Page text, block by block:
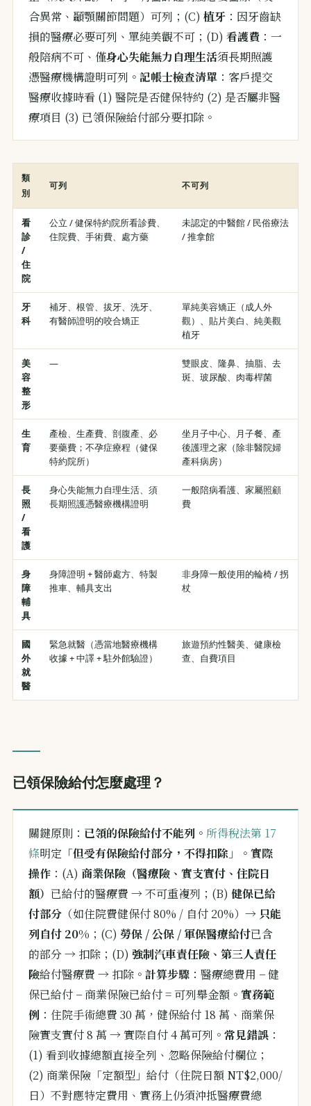
合異常、顳顎關節問題）可列；(C) 植牙 ：因牙齒缺
損的醫療必要可列、單純美觀不可；(D) 看護費 ：一
般陪病不可、僅身心失能無力自理生活須長期照護
憑醫療機構證明可列。 記帳士檢查清單 ：客戶提交
醫療收據時看 (1) 醫院是否健保特約 (2) 是否屬非醫
療項目 (3) 已領保險給付部分要扣除。
類
別
可列 不可列
看
診
/
住
院
公立 / 健保特約院所看診費、
住院費、手術費、處方藥
未認定的中醫館 / 民俗療法
/ 推拿館
牙
科
補牙、根管、拔牙、洗牙、
有醫師證明的咬合矯正
單純美容矯正（成人外
觀）、貼片美白、純美觀
植牙
美
容
整
形
—
雙眼皮、隆鼻、抽脂、去
斑、玻尿酸、肉毒桿菌
生
育
產檢、生產費、剖腹產、必
要藥費；不孕症療程（健保
特約院所）
坐月子中心、月子餐、產
後護理之家（除非醫院婦
產科病房）
長
照
/
看
護
身心失能無力自理生活、須
長期照護憑醫療機構證明
一般陪病看護、家屬照顧
費
身
障
輔
具
身障證明 + 醫師處方、特製
推車、輔具支出
非身障一般使用的輪椅 / 拐
杖
國
外
就
醫
緊急就醫（憑當地醫療機構
收據 + 中譯 + 駐外館驗證）
旅遊預約性醫美、健康檢
查、自費項目
已領保險給付怎麼處理？
關鍵原則： 已領的保險給付不能列 。 所得稅法第 17
條明定「但受有保險給付部分，不得扣除 」。 實際
操作 ：(A) 商業保險（醫療險、實支實付、住院日
額） 已給付的醫療費 → 不可重複列；(B) 健保已給
付部分 （如住院費健保付 80% / 自付 20%）→ 只能
列自付 20% ；(C) 勞保 / 公保 / 軍保醫療給付已含
的部分 → 扣除；(D) 強制汽車責任險、第三人責任
險給付醫療費 → 扣除。 計算步驟 ：醫療總費用 − 健
保已給付 − 商業保險已給付 = 可列舉金額。 實務範
例 ：住院手術總費 30 萬，健保給付 18 萬、商業保
險實支實付 8 萬 → 實際自付 4 萬可列。 常見錯誤 ：
(1) 看到收據總額直接全列、忽略保險給付欄位；
(2) 商業保險「定額型」給付（住院日額 NT$2,000/
日）不對應特定費用、實務上仍須沖抵醫療費總